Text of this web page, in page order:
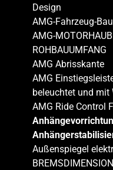
Design
AMG-Fahrzeug-
AMG-
ROHBAUUMFANG
AMG Abrisskante
AMG
beleuchtet und mit
AMG Ride Control
Außenspiegel